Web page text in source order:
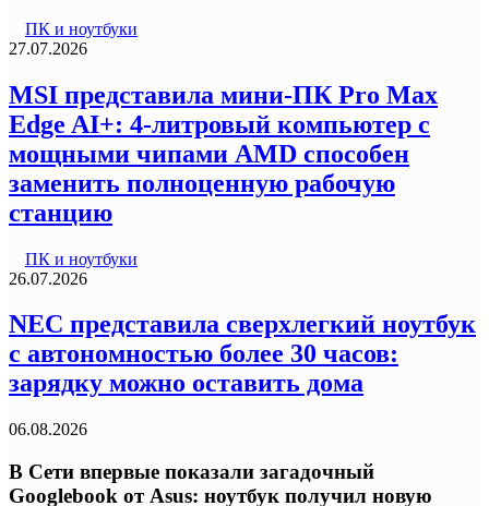
ПК и ноутбуки
27.07.2026
MSI представила мини-ПК Pro Max
Edge AI+: 4-литровый компьютер с
мощными чипами AMD способен
заменить полноценную рабочую
станцию
ПК и ноутбуки
26.07.2026
NEC представила сверхлегкий ноутбук
с автономностью более 30 часов:
зарядку можно оставить дома
06.08.2026
В Сети впервые показали загадочный
Googlebook от Asus: ноутбук получил новую